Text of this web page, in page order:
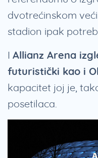
dvotrećinskom
stadion ipak
I Allianz Arena
futuristički kao i
kapacitet joj je,
posetilaca.